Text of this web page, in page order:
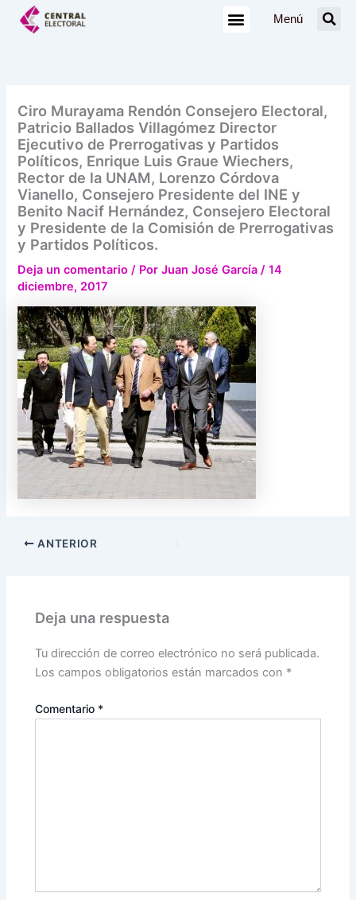
Menú
Ciro Murayama Rendón Consejero Electoral,
Patricio Ballados Villagómez Director
Ejecutivo de Prerrogativas y Partidos
Políticos, Enrique Luis Graue Wiechers,
Rector de la UNAM, Lorenzo Córdova
Vianello, Consejero Presidente del INE y
Benito Nacif Hernández, Consejero Electoral
y Presidente de la Comisión de Prerrogativas
y Partidos Políticos.
Deja un comentario / PorJuan José García/14
diciembre, 2017
ANTERIOR
Deja una respuesta
Tu dirección de correo electrónico no será publicada.
Los campos obligatorios están marcados con *
Comentario *